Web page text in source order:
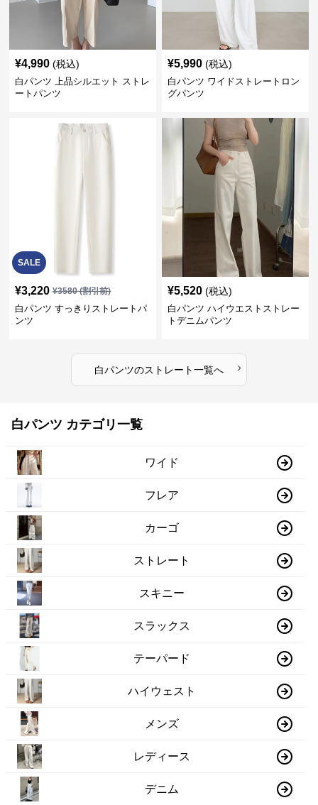
¥4,990 (税込)
白パンツ 上品シルエット ストレ
ートパンツ
¥5,990 (税込)
白パンツ ワイドストレートロン
グパンツ
SALE
¥3,220 ¥3580(割引前)
白パンツ すっきりストレートパ
ンツ
¥5,520 (税込)
白パンツ ハイウエストストレー
トデニムパンツ
白パンツのストレート一覧へ ›
白パンツ カテゴリ一覧
ワイド
フレア
カーゴ
ストレート
スキニー
スラックス
テーパード
ハイウェスト
メンズ
レディース
デニム